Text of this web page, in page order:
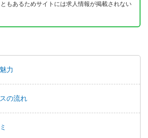
もあるためサイトには求人情報が掲載されない
力
の流れ